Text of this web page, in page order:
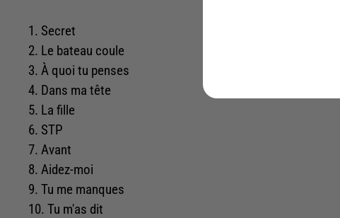
1. Secret
2. Le bateau coule
3. À quoi tu penses
4. Dans ma tête
5. La fille
6. STP
7. Avant
8. Aidez-moi
9. Tu me manques
10. Tu m'as dit